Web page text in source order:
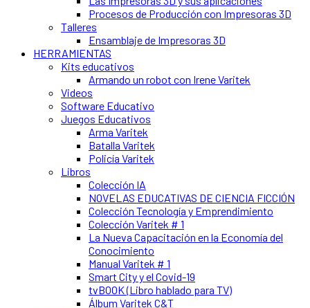
Procesos de Producción con Impresoras 3D
Talleres
Ensamblaje de Impresoras 3D
HERRAMIENTAS
Kits educativos
Armando un robot con Irene Varitek
Videos
Software Educativo
Juegos Educativos
Arma Varitek
Batalla Varitek
Policía Varitek
Libros
Colección IA
NOVELAS EDUCATIVAS DE CIENCIA FICCIÓN
Colección Tecnología y Emprendimiento
Colección Varitek # 1
La Nueva Capacitación en la Economía del
Conocimiento
Manual Varitek # 1
Smart City y el Covid-19
tvBOOK (Libro hablado para TV)
Álbum Varitek C&T